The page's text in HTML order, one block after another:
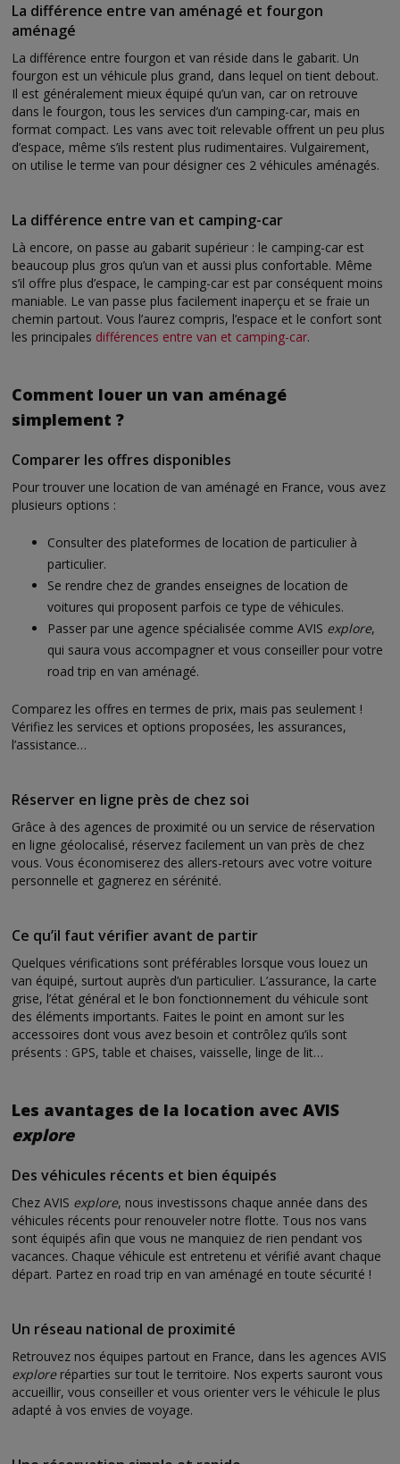
La différence entre van aménagé et fourgon
aménagé
La différence entre fourgon et van réside dans le gabarit. Un
fourgon est un véhicule plus grand, dans lequel on tient debout.
Il est généralement mieux équipé qu’un van, car on retrouve
dans le fourgon, tous les services d’un camping-car, mais en
format compact. Les vans avec toit relevable offrent un peu plus
d’espace, même s’ils restent plus rudimentaires. Vulgairement,
on utilise le terme van pour désigner ces 2 véhicules aménagés.
La différence entre van et camping-car
Là encore, on passe au gabarit supérieur : le camping-car est
beaucoup plus gros qu’un van et aussi plus confortable. Même
s’il offre plus d’espace, le camping-car est par conséquent moins
maniable. Le van passe plus facilement inaperçu et se fraie un
chemin partout. Vous l’aurez compris, l’espace et le confort sont
les principales différences entre van et camping-car.
Comment louer un van aménagé
simplement ?
Comparer les offres disponibles
Pour trouver une location de van aménagé en France, vous avez
plusieurs options :
Consulter des plateformes de location de particulier à
particulier.
Se rendre chez de grandes enseignes de location de
voitures qui proposent parfois ce type de véhicules.
Passer par une agence spécialisée comme AVIS explore,
qui saura vous accompagner et vous conseiller pour votre
road trip en van aménagé.
Comparez les offres en termes de prix, mais pas seulement !
Vérifiez les services et options proposées, les assurances,
l’assistance…
Réserver en ligne près de chez soi
Grâce à des agences de proximité ou un service de réservation
en ligne géolocalisé, réservez facilement un van près de chez
vous. Vous économiserez des allers-retours avec votre voiture
personnelle et gagnerez en sérénité.
Ce qu’il faut vérifier avant de partir
Quelques vérifications sont préférables lorsque vous louez un
van équipé, surtout auprès d’un particulier. L’assurance, la carte
grise, l’état général et le bon fonctionnement du véhicule sont
des éléments importants. Faites le point en amont sur les
accessoires dont vous avez besoin et contrôlez qu’ils sont
présents : GPS, table et chaises, vaisselle, linge de lit…
Les avantages de la location avec AVIS
explore
Des véhicules récents et bien équipés
Chez AVIS explore, nous investissons chaque année dans des
véhicules récents pour renouveler notre flotte. Tous nos vans
sont équipés afin que vous ne manquiez de rien pendant vos
vacances. Chaque véhicule est entretenu et vérifié avant chaque
départ. Partez en road trip en van aménagé en toute sécurité !
Un réseau national de proximité
Retrouvez nos équipes partout en France, dans les agences AVIS
exploreréparties sur tout le territoire. Nos experts sauront vous
accueillir, vous conseiller et vous orienter vers le véhicule le plus
adapté à vos envies de voyage.